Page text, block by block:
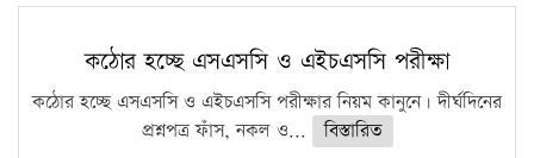
কঠোর হচ্ছে এসএসসি ও এইচএসসি পরীক্ষা
কঠোর হচ্ছে এসএসসি ও এইচএসসি পরীক্ষার নিয়ম কানুনে। দীর্ঘদিনের
প্রশ্নপত্র ফাঁস, নকল ও...
বিস্তারিত